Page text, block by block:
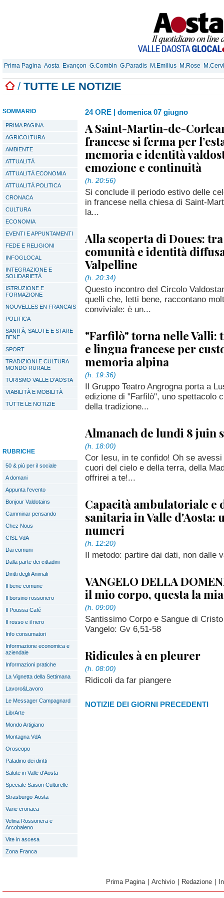
Prima Pagina Aosta Evançon G.Combin G.Paradis M.Emilius M.Rose
/ TUTTE LE NOTIZIE
SOMMARIO
PRIMA PAGINA
AGRICOLTURA
AMBIENTE
ATTUALITÀ
ATTUALITÀ ECONOMIA
ATTUALITÀ POLITICA
CRONACA
CULTURA
ECONOMIA
EVENTI E APPUNTAMENTI
FEDE E RELIGIONI
INFOGLOCAL
INTEGRAZIONE E
SOLIDARIETÀ
ISTRUZIONE E
FORMAZIONE
NOUVELLES EN FRANCAIS
POLITICA
SANITÀ, SALUTE E STARE
BENE
SPORT
TRADIZIONI E CULTURA
MONDO RURALE
TURISMO VALLE D'AOSTA
VIABILITÀ E MOBILITÀ
TUTTE LE NOTIZIE
RUBRICHE
50 & più per il sociale
A domani
Appunta l'evento
Bonjour Valdotains
Camminar pensando
Chez Nous
CISL VdA
Dai comuni
Dalla parte dei cittadini
Diritti degli Animali
Il bene comune
Il borsino rossonero
Il Poussa Café
Il rosso e il nero
Info consumatori
Informazione economica e
aziendale
Informazioni pratiche
La Vignetta della Settimana
Lavoro&Lavoro
Le Messager Campagnard
LibrArte
Mondo Artigiano
Montagna VdA
Oroscopo
Paladino dei diritti
Salute in Valle d'Aosta
Speciale Saison Culturelle
Strasburgo-Aosta
Varie cronaca
Velina Rossonera e
Arcobaleno
Vite in ascesa
Zona Franca
24 ORE | domenica 07 giugno
A Saint-Martin-de-
francese si ferma per
memoria e identità
emozione e continuità
(h. 20:56)
Si conclude il periodo estivo delle
in francese nella chiesa di Saint-
la...
Alla scoperta di Doues:
comunità e identità
Valpelline
(h. 20:34)
Questo incontro del Circolo
quelli che, letti bene, raccontano
conviviale: è un...
"Farfilò" torna nelle Valli:
e lingua francese per
memoria alpina
(h. 19:36)
Il Gruppo Teatro Angrogna porta a
edizione di "Farfilò", uno spettacolo
della tradizione...
Almanach de lundi 8 juin
(h. 18:00)
Cor Iesu, in te confido! Oh se
cuori del cielo e della terra, della
offrirei a te!...
Capacità ambulatoriale e
sanitaria in Valle d'Aosta:
numeri
(h. 12:20)
Il metodo: partire dai dati, non dalle
VANGELO DELLA
il mio corpo, questa la
(h. 09:00)
Santissimo Corpo e Sangue di
Vangelo: Gv 6,51-58
Ridicules à en pleurer
(h. 08:00)
Ridicoli da far piangere
NOTIZIE DEI GIORNI PRECEDENTI
Prima Pagina Archivio Redazione